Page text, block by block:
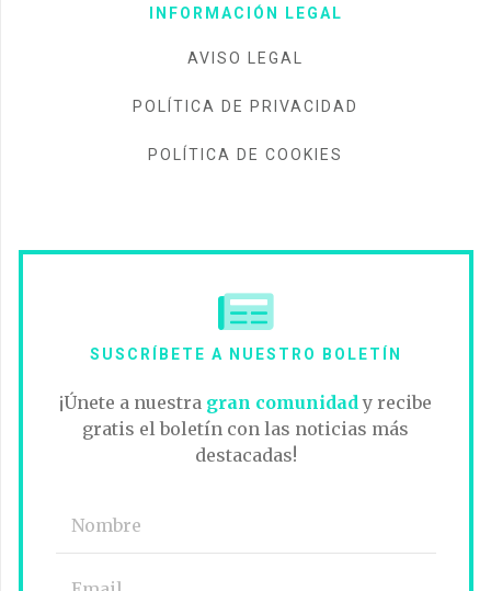
INFORMACIÓN LEGAL
AVISO LEGAL
POLÍTICA DE PRIVACIDAD
POLÍTICA DE COOKIES
SUSCRÍBETE A NUESTRO BOLETÍN
¡Únete a nuestra gran comunidady recibe
gratis el boletín con las noticias más
destacadas!